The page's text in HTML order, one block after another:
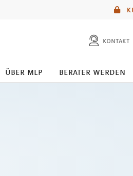
kontakt
diese website
über mlp berater werden